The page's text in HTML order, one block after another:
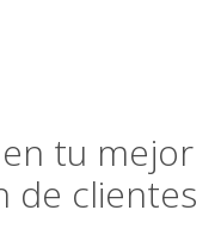
tu mejor
de clientes